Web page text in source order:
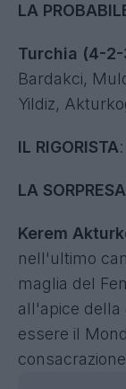
LA
Turchia (4-2-
Bardakci,
Yildiz,
IL RIGORISTA
LA SORPRESA
Kerem
nell'ultimo
maglia del
all'apice della
essere il